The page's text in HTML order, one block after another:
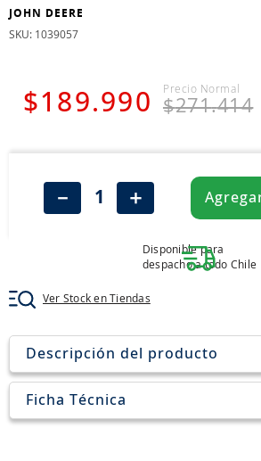
JOHN DEERE
: 1039057
$189.990 $271.414
＋
－
Disponible para
despacho a todo Chile
Ver Stock en Tiendas
Descripción del producto
Ficha Técnica
4.
yokohama
7.
chevrolet
jockey john deere